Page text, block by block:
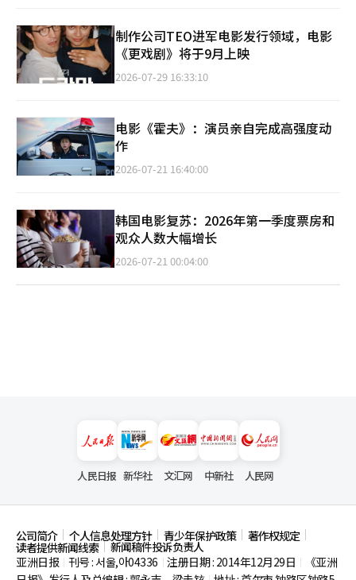
制作公司TEO进军电影发行领域，电影
《更戏剧》将于9月上映
2026-07-29 16:33:10
电影《霍夫》：演员亲自完成高强度动
作
2026-07-21 16:40:00
韩国电影复苏：2026年第一季度票房和
观众人数大幅增长
2026-07-21 00:04:00
人民日报 新华社 文汇网 中新社 人民网
公司简介 个人信息处理方针 青少年保护政策 著作权规定
读者提供新闻线索
新闻稿件投诉负责人
亚洲日报
刊号 : 서울,아04336 注册日期 : 2014年12月29日
《亚洲